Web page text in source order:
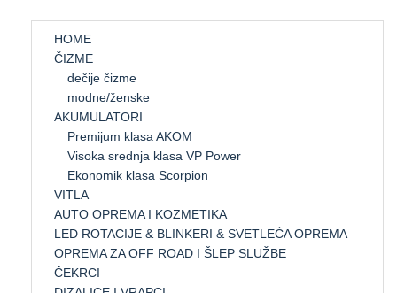
HOME
ČIZME
dečije čizme
modne/ženske
AKUMULATORI
Premijum klasa AKOM
Visoka srednja klasa VP Power
Ekonomik klasa Scorpion
VITLA
AUTO OPREMA I KOZMETIKA
LED ROTACIJE & BLINKERI & SVETLEĆA OPREMA
OPREMA ZA OFF ROAD I ŠLEP SLUŽBE
ČEKRCI